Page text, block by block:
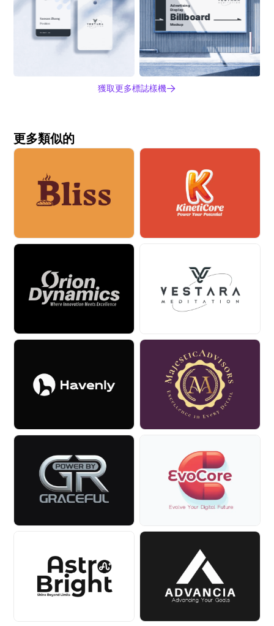
Alaskanoil.com
Sansan Zhang
Position
Advertising
Display
Billboard
Mockup
獲取更多標誌樣機
更多類似的